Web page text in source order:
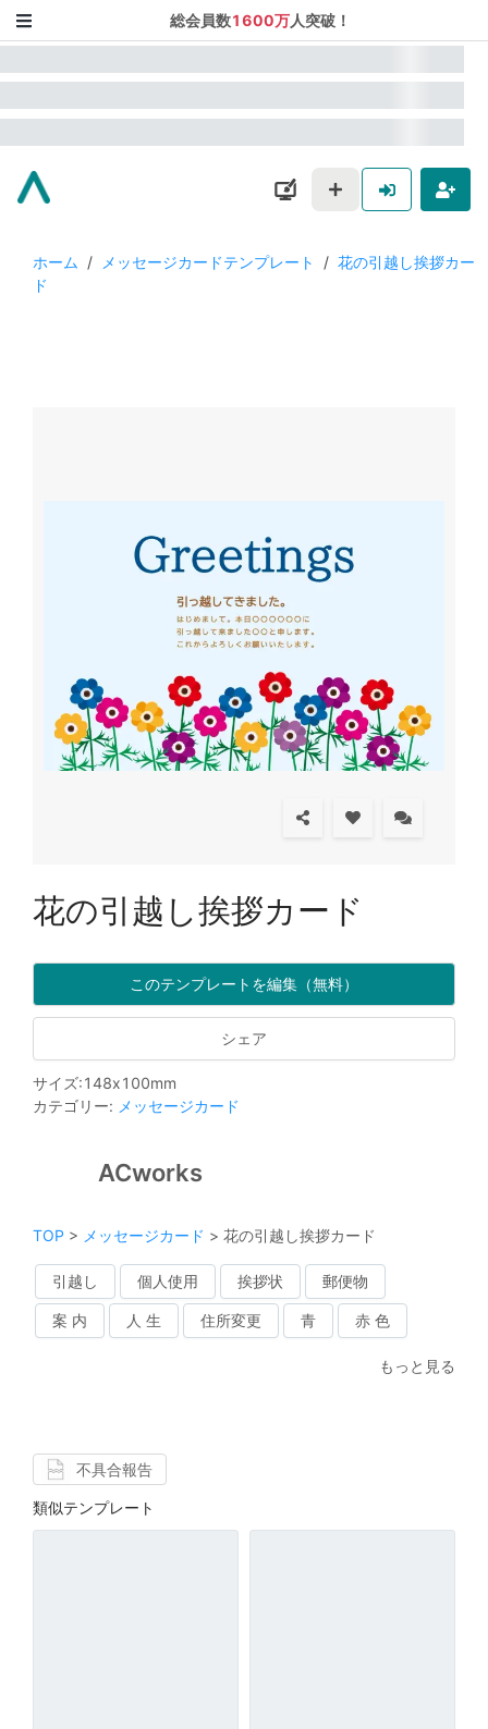
総会員数1600万人突破！
ホーム / メッセージカードテンプレート / 花の引越し挨拶カー
ド
花の引越し挨拶カード
このテンプレートを編集（無料）
シェア
サイズ:148x100mm
カテゴリー: メッセージカード
ACworks
TOP > メッセージカード > 花の引越し挨拶カード
引越し 個人使用 挨拶状 郵便物
案 内 人 生 住所変更 青 赤 色
もっと見る
不具合報告
類似テンプレート